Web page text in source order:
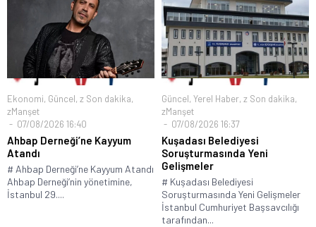
Ekonomi, Güncel, z Son dakika,
zManşet
07/08/2026 16:40
Ahbap Derneği’ne Kayyum
Atandı
# Ahbap Derneği’ne Kayyum Atandı
Ahbap Derneği’nin yönetimine,
İstanbul 29....
Güncel, Yerel Haber, z Son dakika,
zManşet
07/08/2026 16:37
Kuşadası Belediyesi
Soruşturmasında Yeni
Gelişmeler
# Kuşadası Belediyesi
Soruşturmasında Yeni Gelişmeler
İstanbul Cumhuriyet Başsavcılığı
tarafından...